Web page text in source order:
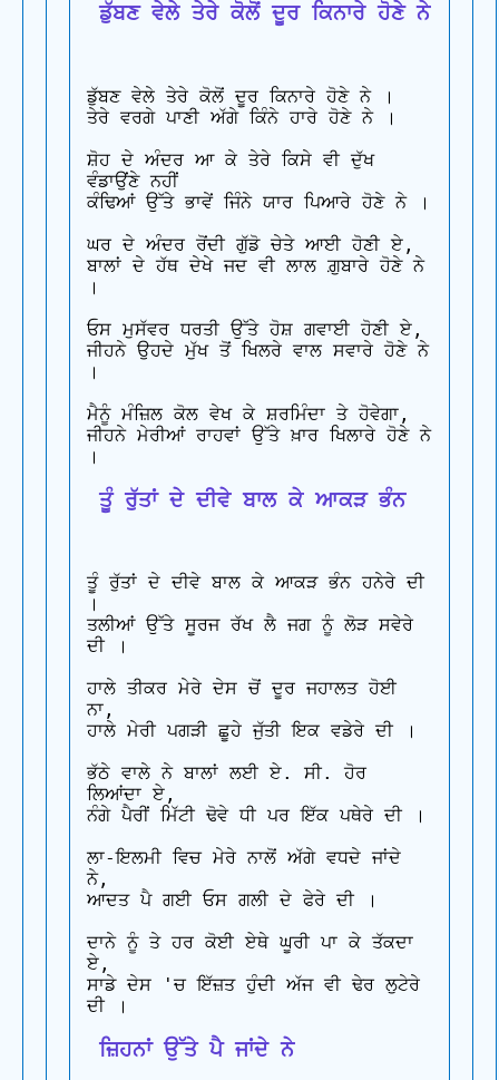
ਡੁੱਬਣ ਵੇਲੇ ਤੇਰੇ ਕੋਲੋਂ ਦੂਰ ਕਿਨਾਰੇ ਹੋਣੇ ਨੇ
ਡੁੱਬਣ ਵੇਲੇ ਤੇਰੇ ਕੋਲੋਂ ਦੂਰ ਕਿਨਾਰੇ ਹੋਣੇ ਨੇ ।
ਤੇਰੇ ਵਰਗੇ ਪਾਣੀ ਅੱਗੇ ਕਿੰਨੇ ਹਾਰੇ ਹੋਣੇ ਨੇ ।
ਸ਼ੋਹ ਦੇ ਅੰਦਰ ਆ ਕੇ ਤੇਰੇ ਕਿਸੇ ਵੀ ਦੁੱਖ
ਵੰਡਾਉਂਣੇ ਨਹੀਂ
ਕੰਢਿਆਂ ਉੱਤੇ ਭਾਵੇਂ ਜਿੰਨੇ ਯਾਰ ਪਿਆਰੇ ਹੋਣੇ ਨੇ ।
ਘਰ ਦੇ ਅੰਦਰ ਰੋਂਦੀ ਗੁੱਡੋ ਚੇਤੇ ਆਈ ਹੋਣੀ ਏ,
ਬਾਲਾਂ ਦੇ ਹੱਥ ਦੇਖੇ ਜਦ ਵੀ ਲਾਲ ਗ਼ੁਬਾਰੇ ਹੋਣੇ ਨੇ
।
ਓਸ ਮੁਸੱਵਰ ਧਰਤੀ ਉੱਤੇ ਹੋਸ਼ ਗਵਾਈ ਹੋਣੀ ਏ,
ਜੀਹਨੇ ਉਹਦੇ ਮੁੱਖ ਤੋਂ ਖਿਲਰੇ ਵਾਲ ਸਵਾਰੇ ਹੋਣੇ ਨੇ
।
ਮੈਨੂੰ ਮੰਜ਼ਿਲ ਕੋਲ ਵੇਖ ਕੇ ਸ਼ਰਮਿੰਦਾ ਤੇ ਹੋਵੇਗਾ,
ਜੀਹਨੇ ਮੇਰੀਆਂ ਰਾਹਵਾਂ ਉੱਤੇ ਖ਼ਾਰ ਖਿਲਾਰੇ ਹੋਣੇ ਨੇ
ਤੂੰ ਰੁੱਤਾਂ ਦੇ ਦੀਵੇ ਬਾਲ ਕੇ ਆਕੜ ਭੰਨ
ਤੂੰ ਰੁੱਤਾਂ ਦੇ ਦੀਵੇ ਬਾਲ ਕੇ ਆਕੜ ਭੰਨ ਹਨੇਰੇ ਦੀ
।
ਤਲੀਆਂ ਉੱਤੇ ਸੂਰਜ ਰੱਖ ਲੈ ਜਗ ਨੂੰ ਲੋੜ ਸਵੇਰੇ
ਦੀ ।
ਹਾਲੇ ਤੀਕਰ ਮੇਰੇ ਦੇਸ ਚੋਂ ਦੂਰ ਜਹਾਲਤ ਹੋਈ
ਨਾ,
ਹਾਲੇ ਮੇਰੀ ਪਗੜੀ ਛੂਹੇ ਜੁੱਤੀ ਇਕ ਵਡੇਰੇ ਦੀ ।
ਭੱਠੇ ਵਾਲੇ ਨੇ ਬਾਲਾਂ ਲਈ ਏ. ਸੀ. ਹੋਰ
ਲਿਆਂਦਾ ਏ,
ਨੰਗੇ ਪੈਰੀਂ ਮਿੱਟੀ ਢੋਵੇ ਧੀ ਪਰ ਇੱਕ ਪਥੇਰੇ ਦੀ ।
ਲਾ-ਇਲਮੀ ਵਿਚ ਮੇਰੇ ਨਾਲੋਂ ਅੱਗੇ ਵਧਦੇ ਜਾਂਦੇ
ਨੇ,
ਆਦਤ ਪੈ ਗਈ ਓਸ ਗਲੀ ਦੇ ਫੇਰੇ ਦੀ ।
ਦਾਨੇ ਨੂੰ ਤੇ ਹਰ ਕੋਈ ਏਥੇ ਘੂਰੀ ਪਾ ਕੇ ਤੱਕਦਾ
ਏ,
ਸਾਡੇ ਦੇਸ 'ਚ ਇੱਜ਼ਤ ਹੁੰਦੀ ਅੱਜ ਵੀ ਢੇਰ ਲੁਟੇਰੇ
ਜ਼ਿਹਨਾਂ ਉੱਤੇ ਪੈ ਜਾਂਦੇ ਨੇ